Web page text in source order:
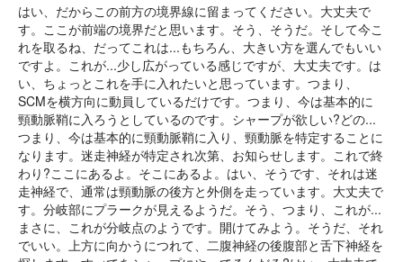
はい、だからこの前方の境界線に留まってください。大丈夫で
す。ここが前端の境界だと思います。そう、そうだ。そして今こ
れを取るね、だってこれは...もちろん、大きい方を選んでもいい
ですよ。これが...少し広がっている感じですが、大丈夫です。は
い、ちょっとこれを手に入れたいと思っています。つまり、
SCMを横方向に動員しているだけです。つまり、今は基本的に
頸動脈鞘に入ろうとしているのです。シャープが欲しい?どの...
つまり、今は基本的に頸動脈鞘に入り、頸動脈を特定することに
なります。迷走神経が特定され次第、お知らせします。これで終
わり?ここにあるよ。そこにあるよ。はい、そうです、それは迷
走神経で、通常は頸動脈の後方と外側を走っています。大丈夫で
す。分岐部にプラークが見えるようだ。そう、つまり、これが...
まさに、これが分岐点のようです。開けてみよう。そうだ、それ
でいい。上方に向かうにつれて、二腹神経の後腹部と舌下神経を